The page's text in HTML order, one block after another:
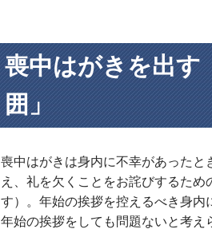
喪中はがきを出す
囲」
喪中はがきは身内に不幸があった
え、礼を欠くことをお詫びするた
す）。年始の挨拶を控えるべき身
年始の挨拶をしても問題ないと考え